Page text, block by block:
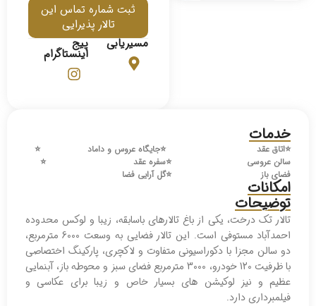
ثبت شماره تماس این
تالار پذیرایی
مسیریابی
پیج
اینستاگرام
خدمات
⭐️اتاق عقد ⭐️جایگاه عروس و داماد
⭐️
سالن عروسی
⭐️سفره عقد
⭐️
فضای باز
⭐️گل آرایی فضا
امکانات
توضیحات
تالار تک درخت، یکی از باغ تالارهای باسابقه، زیبا و لوکس محدوده
احمدآباد مستوفی است. این تالار فضایی به وسعت 6000 مترمربع،
دو سالن مجزا با دکوراسیونی متفاوت و لاکچری، پارکینگ اختصاصی
با ظرفیت 120 خودرو، 3000 مترمربع فضای سبز و محوطه باز، آبنمایی
عظیم و نیز لوکیشن های بسیار خاص و زیبا برای عکاسی و
فیلمبرداری دارد.